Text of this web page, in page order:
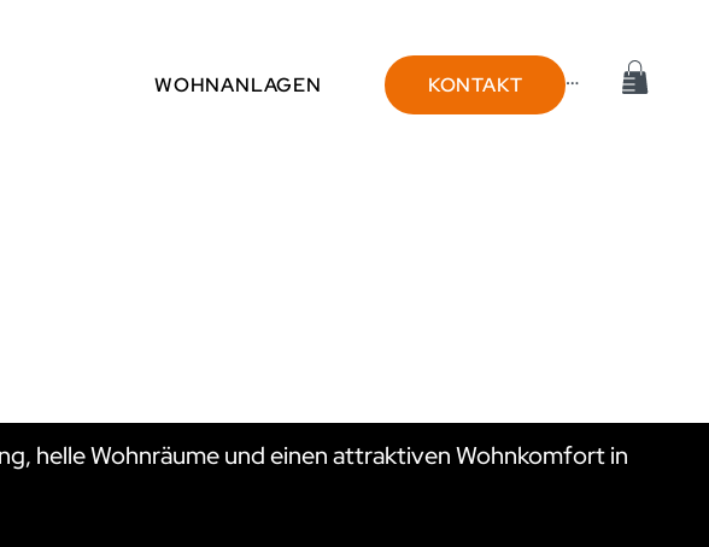
Anmelden
WOHNANLAGEN KONTAKT
helle Wohnräume und einen attraktiven Wohnkomfort in